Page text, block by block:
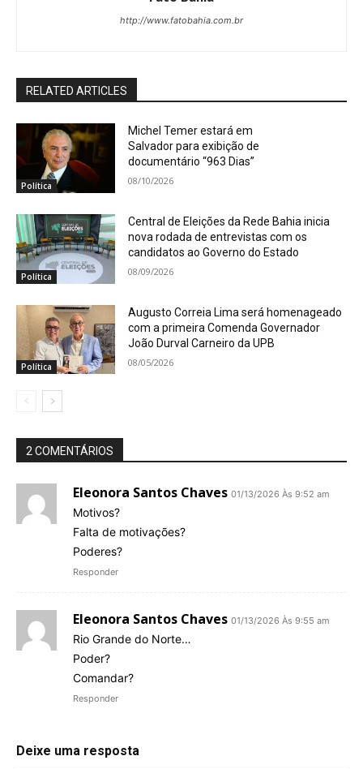
http://www.fatobahia.com.br
RELATED ARTICLES
Política
Michel Temer estará em
Salvador para exibição de
documentário “963 Dias”
08/10/2026
Política
Central de Eleições da Rede Bahia inicia
nova rodada de entrevistas com os
candidatos ao Governo do Estado
08/09/2026
Política
Augusto Correia Lima será homenageado
com a primeira Comenda Governador
João Durval Carneiro da UPB
08/05/2026
2 COMENTÁRIOS
Eleonora Santos Chaves 01/13/2026 Às 9:52 am
Motivos?
Falta de motivações?
Poderes?
Responder
Eleonora Santos Chaves 01/13/2026 Às 9:55 am
Rio Grande do Norte…
Poder?
Comandar?
Responder
Deixe uma resposta